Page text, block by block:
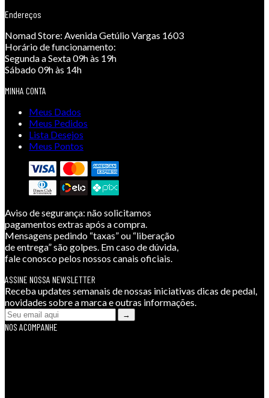
Endereços
Nomad Store: Avenida Getúlio Vargas 1603
Horário de funcionamento:
Segunda a Sexta 09h às 19h
Sábado 09h às 14h
MINHA CONTA
Meus Dados
Meus Pedidos
Lista Desejos
Meus Pontos
Aviso de segurança: não solicitamos
pagamentos extras após a compra.
Mensagens pedindo “taxas” ou “liberação
de entrega” são golpes. Em caso de dúvida,
fale conosco pelos nossos canais oficiais.
ASSINE NOSSA NEWSLETTER
Receba updates semanais de nossas iniciativas dicas de pedal,
novidades sobre a marca e outras informações.
NOS ACOMPANHE